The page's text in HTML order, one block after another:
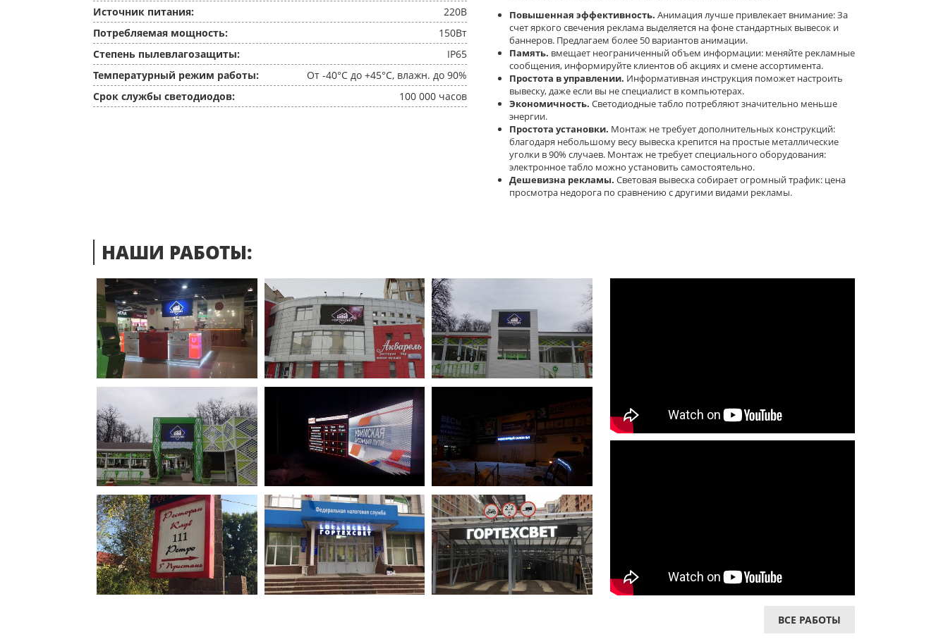
Источник питания:
220В
Потребляемая мощность:
150Вт
Степень пылевлагозащиты:
IP65
Температурный режим работы:
От -40°C до +45°C, влажн. до 90%
Срок службы светодиодов:
100 000 часов
Повышенная эффективность. Анимация лучше привлекает внимание: За
счет яркого свечения реклама выделяется на фоне стандартных вывесок и
баннеров. Предлагаем более 50 вариантов анимации.
Память. вмещает неограниченный объем информации: меняйте рекламные
сообщения, информируйте клиентов об акциях и смене ассортимента.
Простота в управлении. Информативная инструкция поможет настроить
вывеску, даже если вы не специалист в компьютерах.
Экономичность. Светодиодные табло потребляют значительно меньше
энергии.
Простота установки. Монтаж не требует дополнительных конструкций:
благодаря небольшому весу вывеска крепится на простые металлические
уголки в 90% случаев. Монтаж не требует специального оборудования:
электронное табло можно установить самостоятельно.
Дешевизна рекламы. Световая вывеска собирает огромный трафик: цена
просмотра недорога по сравнению с другими видами рекламы.
НАШИ РАБОТЫ:
ВСЕ РАБОТЫ